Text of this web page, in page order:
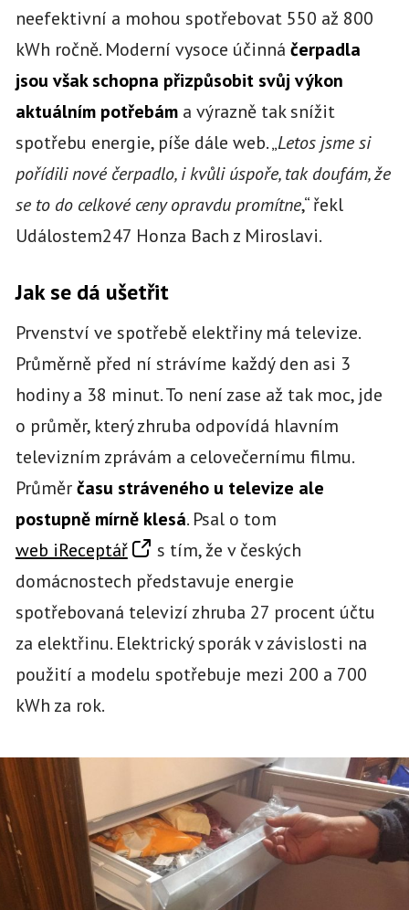
neefektivní a mohou spotřebovat 550 až 800
kWh ročně. Moderní vysoce účinná čerpadla
jsou však schopna přizpůsobit svůj výkon
aktuálním potřebám a výrazně tak snížit
spotřebu energie, píše dále web. „Letos jsme si
pořídili nové čerpadlo, i kvůli úspoře, tak doufám, že
se to do celkové ceny opravdu promítne,“ řekl
Událostem247 Honza Bach z Miroslavi.
Jak se dá ušetřit
Prvenství ve spotřebě elektřiny má televize.
Průměrně před ní strávíme každý den asi 3
hodiny a 38 minut. To není zase až tak moc, jde
o průměr, který zhruba odpovídá hlavním
televizním zprávám a celovečernímu filmu.
Průměrčasu stráveného u televize ale
postupně mírně klesá. Psal o tom
web iReceptář
s tím, že v českých
domácnostech představuje energie
spotřebovaná televizí zhruba 27 procent účtu
za elektřinu. Elektrický sporák v závislosti na
použití a modelu spotřebuje mezi 200 a 700
kWh za rok.